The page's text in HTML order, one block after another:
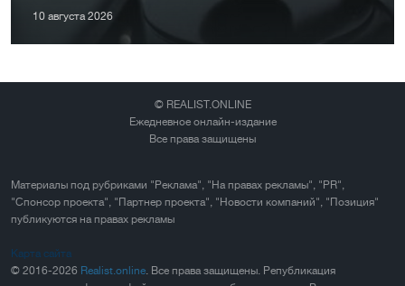
10 августа 2026
© REALIST.ONLINE
Ежедневное онлайн-издание
Все права защищены
Материалы под рубриками "Реклама", "На правах рекламы", "PR",
"Спонсор проекта", "Партнер проекта", "Новости компаний", "Позиция"
публикуются на правах рекламы
Карта сайта
© 2016-2026 Realist.online. Все права защищены. Републикация